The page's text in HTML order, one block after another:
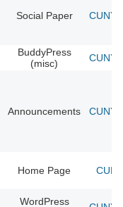
Social Paper CUNY
BuddyPress
(misc)
CUNY
Announcements CUNY
Home Page
WordPress